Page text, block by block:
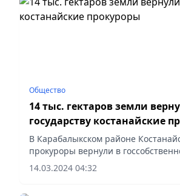
Общество
14 тыс. гектаров земли
государству костанайские
В Карабалыкском районе
прокуроры вернули в
незаконно приобретенные 14 тыс.
крупного землепользователя.
14.03.2024 04:32